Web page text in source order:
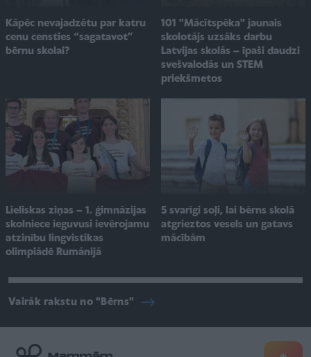
Kāpēc nevajadzētu par katru
cenu censties “sagatavot”
bērnu skolai?
101 "Mācītspēka" jaunais
skolotājs uzsāks darbu
Latvijas skolās – īpaši daudzi
svešvalodās un STEM
priekšmetos
Lieliskas ziņas – 1. ģimnāzijas
skolniece ieguvusi ievērojamu
atzinību lingvistikas
olimpiādē Rumānijā
5 svarīgi soļi, lai bērns skolā
atgrieztos vesels un gatavs
mācībām
Vairāk rakstu no "Bērns"